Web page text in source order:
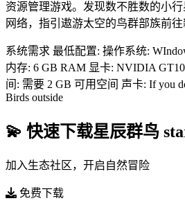
资源管理游戏。发现数不胜数的小
网络，指引遨游太空的鸟群部族前
系统需求 最低配置: 操作系统:
内存: 6 GB RAM 显卡: NVIDIA
间: 需要 2 GB 可用空间 声卡: If you
Birds outside
💫 快速下载星辰群鸟
加入生态社区，开启自然冒险
免费下载